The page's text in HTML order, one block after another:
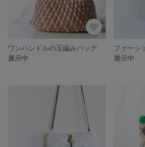
ワンハンドルの玉編みバッグ
展示中
展示中